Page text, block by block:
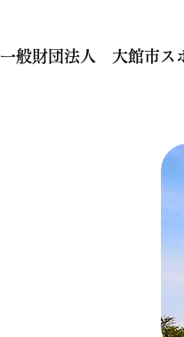
一般財団法人 大館市ス